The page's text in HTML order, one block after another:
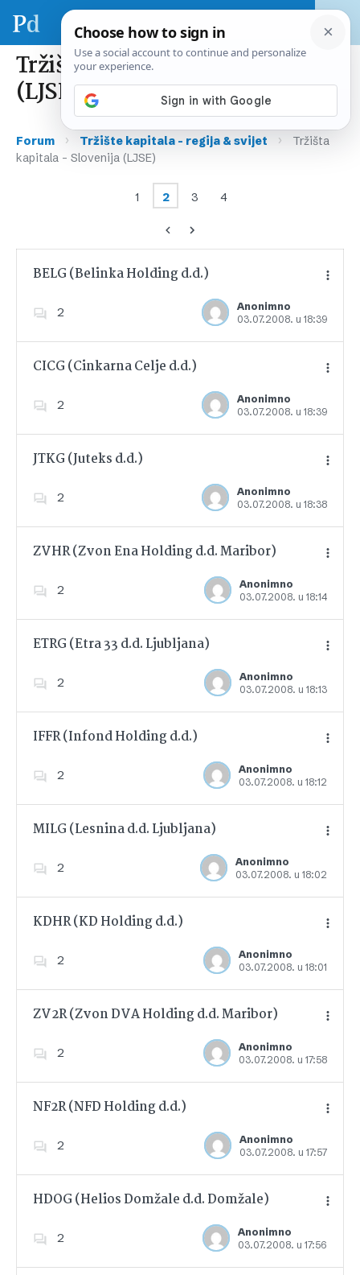
Tržišta kapitala – Slovenija
(LJSE)
Forum › Tržište kapitala – regija & svijet ›
Tržišta
kapitala – Slovenija (LJSE)
1 2 3 4
BELG (Belinka Holding d.d.)
2
Anonimno
03.07.2008. u 18:39
Dodajte u favorite
CICG (Cinkarna Celje d.d.)
2
Anonimno
03.07.2008. u 18:39
Dodajte u favorite
JTKG (Juteks d.d.)
2
Anonimno
03.07.2008. u 18:38
Dodajte u favorite
ZVHR (Zvon Ena Holding d.d. Maribor)
2
Anonimno
03.07.2008. u 18:14
Dodajte u favorite
ETRG (Etra 33 d.d. Ljubljana)
2
Anonimno
03.07.2008. u 18:13
Dodajte u favorite
IFFR (Infond Holding d.d.)
2
Anonimno
03.07.2008. u 18:12
Dodajte u favorite
MILG (Lesnina d.d. Ljubljana)
2
Anonimno
03.07.2008. u 18:02
Dodajte u favorite
KDHR (KD Holding d.d.)
2
Anonimno
03.07.2008. u 18:01
Dodajte u favorite
ZV2R (Zvon DVA Holding d.d. Maribor)
2
Anonimno
03.07.2008. u 17:58
Dodajte u favorite
NF2R (NFD Holding d.d.)
2
Anonimno
03.07.2008. u 17:57
Dodajte u favorite
HDOG (Helios Domžale d.d. Domžale)
2
Anonimno
03.07.2008. u 17:56
Dodajte u favorite